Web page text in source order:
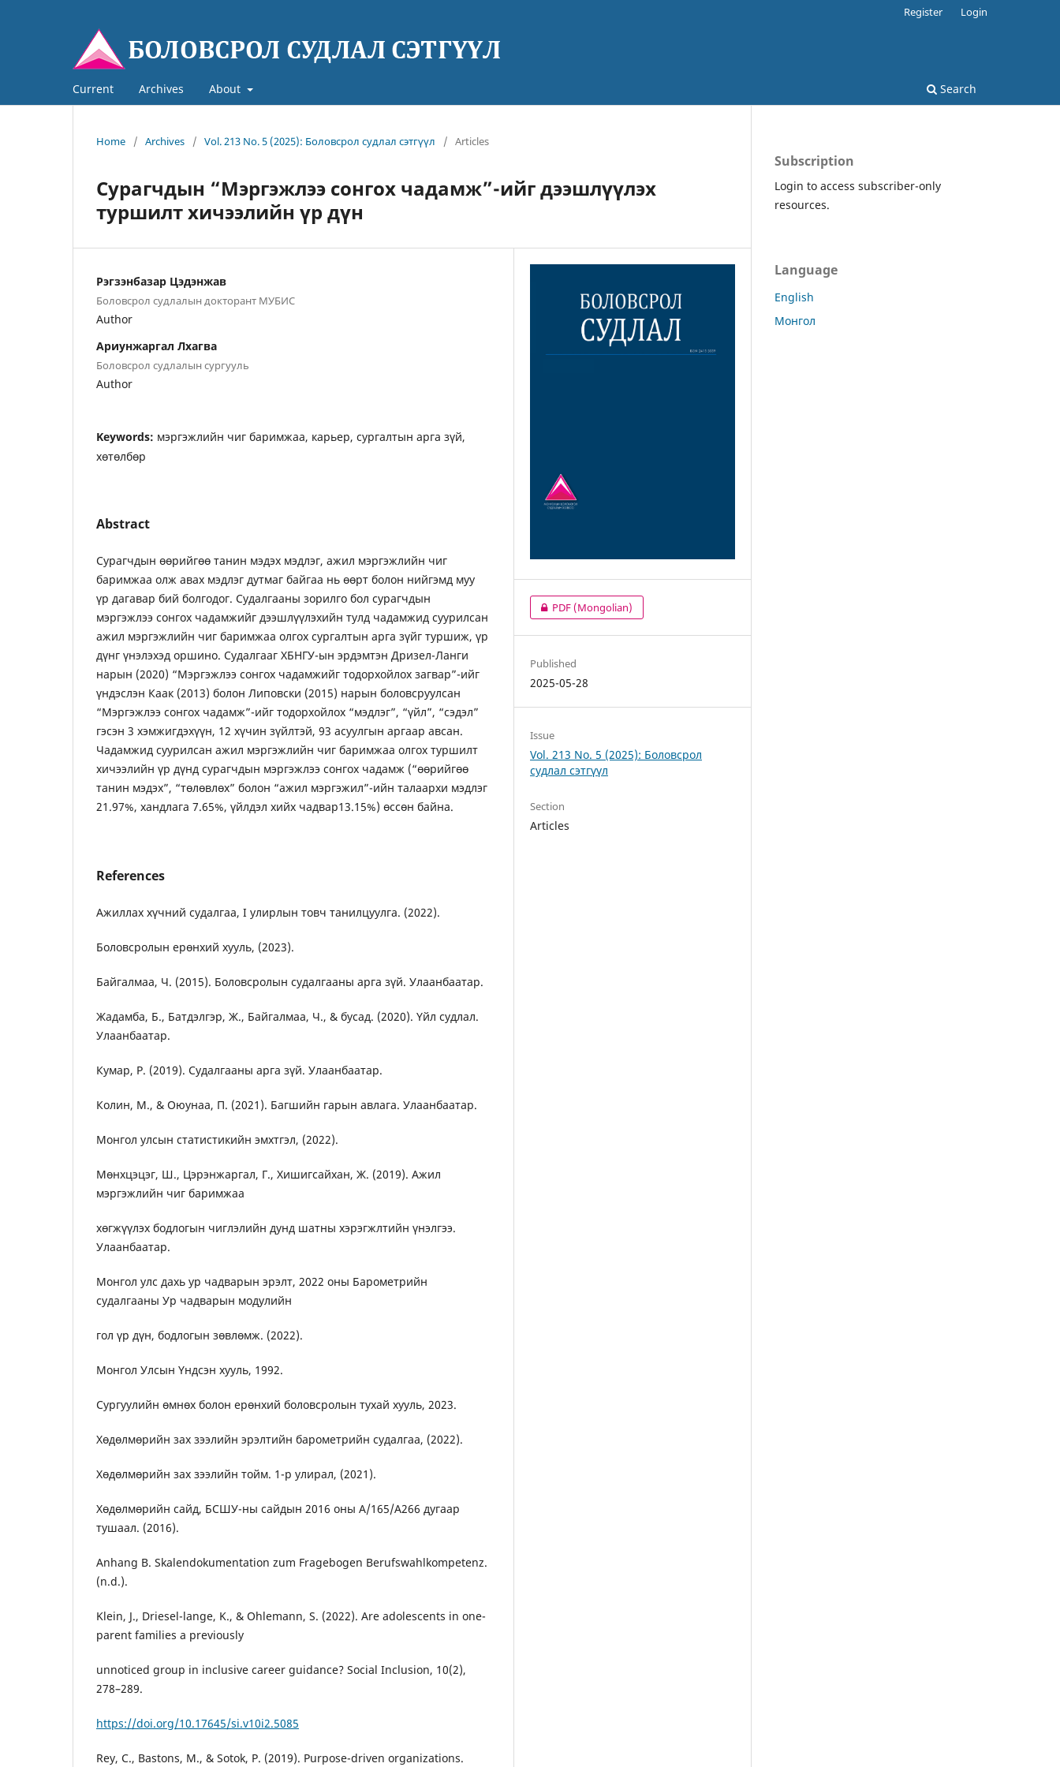
Current Archives About Search
Register Login
Home / Archives / Vol. 213 No. 5 (2025): Боловсрол судлал сэтгүүл / Articles
Сурагчдын “Мэргэжлээ сонгох чадамж”-ийг дээшлүүлэх
туршилт хичээлийн үр дүн
Рэгзэнбазар Цэдэнжав
Боловсрол судлалын докторант МУБИС
Author
Ариунжаргал Лхагва
Боловсрол судлалын сургууль
Author
Keywords: мэргэжлийн чиг баримжаа, карьер, сургалтын арга зүй,
хөтөлбөр
Abstract
Сурагчдын өөрийгөө танин мэдэх мэдлэг, ажил мэргэжлийн чиг
баримжаа олж авах мэдлэг дутмаг байгаа нь өөрт болон нийгэмд муу
үр дагавар бий болгодог. Судалгааны зорилго бол сурагчдын
мэргэжлээ сонгох чадамжийг дээшлүүлэхийн тулд чадамжид суурилсан
ажил мэргэжлийн чиг баримжаа олгох сургалтын арга зүйг туршиж, үр
дүнг үнэлэхэд оршино. Судалгааг ХБНГУ-ын эрдэмтэн Дризел-Ланги
нарын (2020) “Мэргэжлээ сонгох чадамжийг тодорхойлох загвар”-ийг
үндэслэн Каак (2013) болон Липовски (2015) нарын боловсруулсан
“Мэргэжлээ сонгох чадамж”-ийг тодорхойлох “мэдлэг”, “үйл”, “сэдэл”
гэсэн 3 хэмжигдэхүүн, 12 хүчин зүйлтэй, 93 асуулгын аргаар авсан.
Чадамжид суурилсан ажил мэргэжлийн чиг баримжаа олгох туршилт
хичээлийн үр дүнд сурагчдын мэргэжлээ сонгох чадамж (“өөрийгөө
танин мэдэх”, “төлөвлөх” болон “ажил мэргэжил”-ийн талаархи мэдлэг
21.97%, хандлага 7.65%, үйлдэл хийх чадвар13.15%) өссөн байна.
References
Ажиллах хүчний судалгаа, I улирлын товч танилцуулга. (2022).
Боловсролын ерөнхий хууль, (2023).
Байгалмаа, Ч. (2015). Боловсролын судалгааны арга зүй. Улаанбаатар.
Жадамба, Б., Батдэлгэр, Ж., Байгалмаа, Ч., & бусад. (2020). Үйл судлал.
Улаанбаатар.
Кумар, Р. (2019). Судалгааны арга зүй. Улаанбаатар.
Колин, М., & Оюунаа, П. (2021). Багшийн гарын авлага. Улаанбаатар.
Монгол улсын статистикийн эмхтгэл, (2022).
Мөнхцэцэг, Ш., Цэрэнжаргал, Г., Хишигсайхан, Ж. (2019). Ажил
мэргэжлийн чиг баримжаа
хөгжүүлэх бодлогын чиглэлийн дунд шатны хэрэгжлтийн үнэлгээ.
Улаанбаатар.
Монгол улс дахь ур чадварын эрэлт, 2022 оны Барометрийн
судалгааны Ур чадварын модулийн
гол үр дүн, бодлогын зөвлөмж. (2022).
Монгол Улсын Үндсэн хууль, 1992.
Сургуулийн өмнөх болон ерөнхий боловсролын тухай хууль, 2023.
Хөдөлмөрийн зах зээлийн эрэлтийн барометрийн судалгаа, (2022).
Хөдөлмөрийн зах зээлийн тойм. 1-р улирал, (2021).
Хөдөлмөрийн сайд, БСШУ-ны сайдын 2016 оны А/165/А266 дугаар
тушаал. (2016).
Anhang B. Skalendokumentation zum Fragebogen Berufswahlkompetenz.
(n.d.).
Klein, J., Driesel-lange, K., & Ohlemann, S. (2022). Are adolescents in one-
parent families a previously
unnoticed group in inclusive career guidance? Social Inclusion, 10(2),
278–289.
https://doi.org/10.17645/si.v10i2.5085
Rey, C., Bastons, M., & Sotok, P. (2019). Purpose-driven organizations.
PDF (Mongolian)
Published
2025-05-28
Issue
Vol. 213 No. 5 (2025): Боловсрол
судлал сэтгүүл
Section
Articles
Subscription
Login to access subscriber-only
resources.
Language
English
Монгол